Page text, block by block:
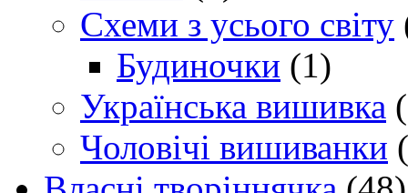
Схеми з усього світу
Будиночки (1)
Українська вишивка
Чоловічі вишиванки